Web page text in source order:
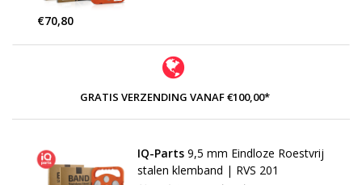
€70,80
GRATIS VERZENDING VANAF €100,00*
IQ-Parts 9,5 mm Eindloze Roestvrij
stalen klemband | RVS 201